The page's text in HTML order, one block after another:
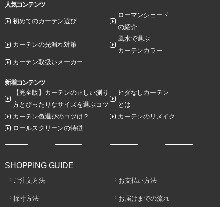
人気コンテンツ
初めてのカーテン選び
ローマンシェード
の紹介
カーテンの光漏れ対策
風水で選ぶ
カーテンカラー
カーテン取扱いメーカー
新着コンテンツ
【完全版】カーテンの正しい測り
方とぴったりなサイズを選ぶコツ
ヒダなしカーテン
とは
カーテン色選びのコツは？
カーテンのリメイク
ロールスクリーンの特徴
SHOPPING GUIDE
ご注文方法 お支払い方法
採寸方法 お届けまでの流れ